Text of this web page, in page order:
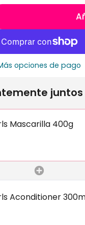
opciones de pago
juntos
Mascarilla 400g
Aconditioner